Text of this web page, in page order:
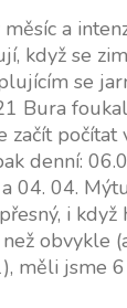
a
když se
se
Bura
začít počítat
denní:
04. 04.
i
obvykle
měli jsme